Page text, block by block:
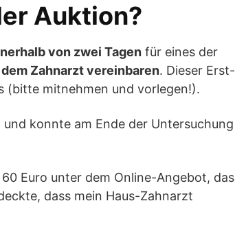
Auktion?
von zwei Tagen für eines der
Zahnarzt vereinbaren. Dieser Erst-
(bitte mitnehmen und vorlegen!).
konnte am Ende der Untersuchung
Euro unter dem Online-Angebot, das
dass mein Haus-Zahnarzt